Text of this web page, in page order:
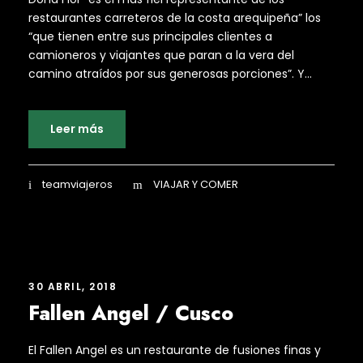
restaurantes carreteros de la costa arequipeña” los
“que tienen entre sus principales clientes a
camioneros y viajantes que paran a la vera del
camino atraídos por sus generosas porciones”. Y...
Leer más
teamviajeros VIAJAR Y COMER
30 ABRIL, 2018
Fallen Angel / Cusco
El Fallen Angel es un restaurante de fusiones finas y